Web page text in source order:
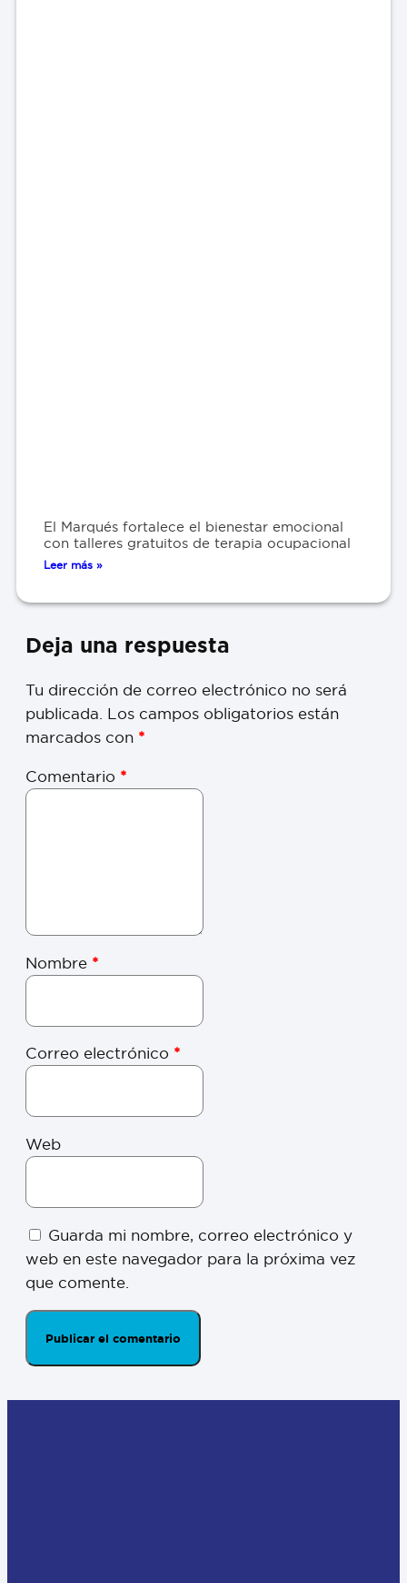
El Marqués fortalece el bienestar emocional
con talleres gratuitos de terapia ocupacional
Leer más »
Deja una respuesta
Tu dirección de correo electrónico no será
publicada. Los campos obligatorios están
marcados con *
Comentario *
Nombre *
Correo electrónico *
Web
Guarda mi nombre, correo electrónico y
web en este navegador para la próxima vez
que comente.